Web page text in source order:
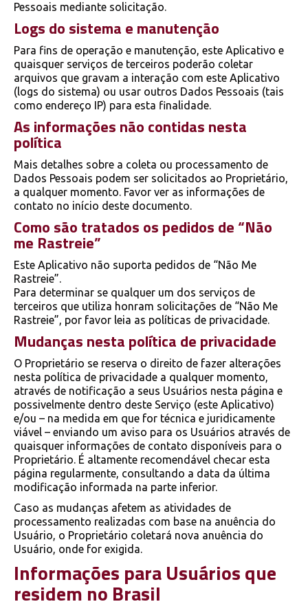
Pessoais mediante solicitação.
Logs do sistema e manutenção
Para fins de operação e manutenção, este Aplicativo e
quaisquer serviços de terceiros poderão coletar
arquivos que gravam a interação com este Aplicativo
(logs do sistema) ou usar outros Dados Pessoais (tais
como endereço IP) para esta finalidade.
As informações não contidas nesta
política
Mais detalhes sobre a coleta ou processamento de
Dados Pessoais podem ser solicitados ao Proprietário,
a qualquer momento. Favor ver as informações de
contato no início deste documento.
Como são tratados os pedidos de “Não
me Rastreie”
Este Aplicativo não suporta pedidos de “Não Me
Rastreie”.
Para determinar se qualquer um dos serviços de
terceiros que utiliza honram solicitações de “Não Me
Rastreie”, por favor leia as políticas de privacidade.
Mudanças nesta política de privacidade
O Proprietário se reserva o direito de fazer alterações
nesta política de privacidade a qualquer momento,
através de notificação a seus Usuários nesta página e
possivelmente dentro deste Serviço (este Aplicativo)
e/ou – na medida em que for técnica e juridicamente
viável – enviando um aviso para os Usuários através de
quaisquer informações de contato disponíveis para o
Proprietário. É altamente recomendável checar esta
página regularmente, consultando a data da última
modificação informada na parte inferior.
Caso as mudanças afetem as atividades de
processamento realizadas com base na anuência do
Usuário, o Proprietário coletará nova anuência do
Usuário, onde for exigida.
Informações para Usuários que
residem no Brasil